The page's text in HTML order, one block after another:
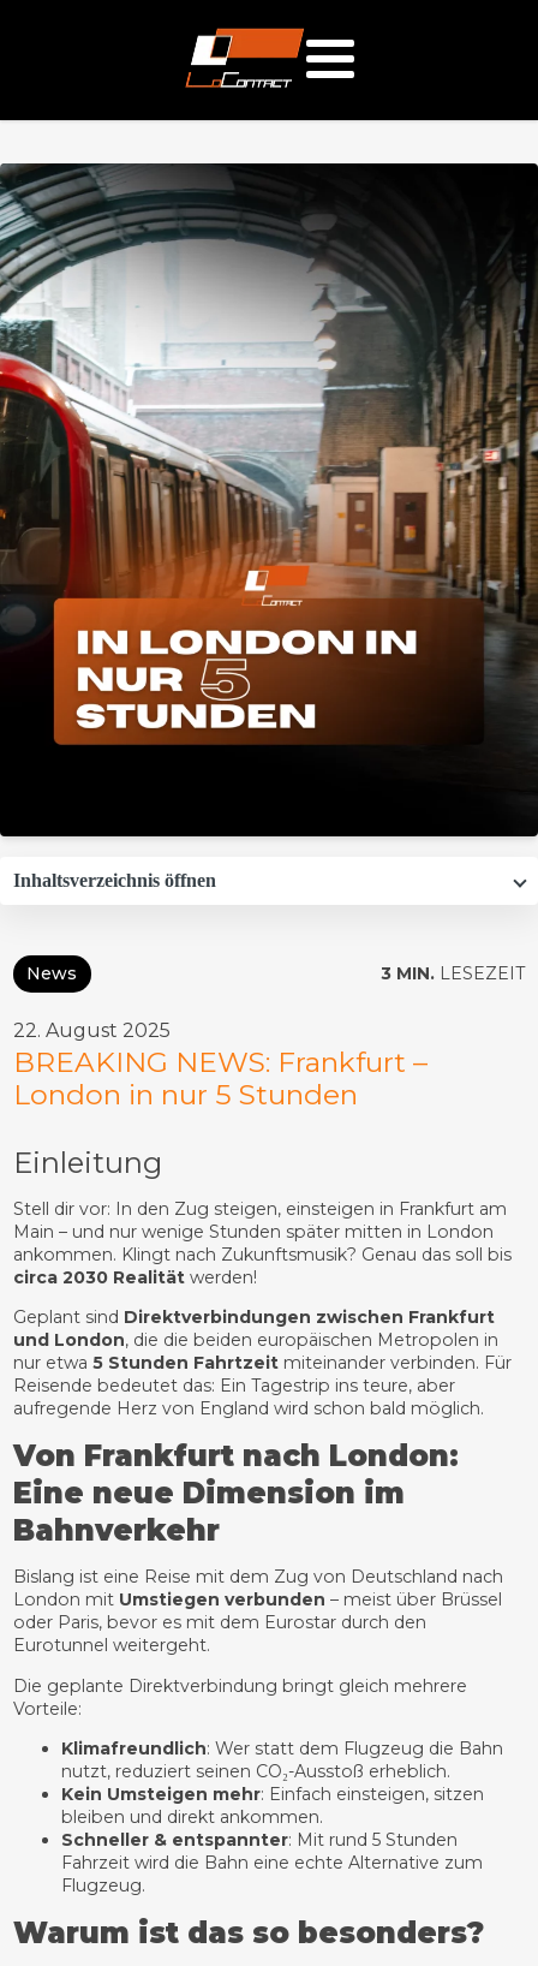
Inhaltsverzeichnis öffnen
News 3 MIN.LESEZEIT
22. August 2025
BREAKING NEWS: Frankfurt –
London in nur 5 Stunden
Einleitung
Stell dir vor: In den Zug steigen, einsteigen in Frankfurt am
Main – und nur wenige Stunden später mitten in London
ankommen. Klingt nach Zukunftsmusik? Genau das soll bis
circa 2030 Realität werden!
Geplant sind Direktverbindungen zwischen Frankfurt
und London, die die beiden europäischen Metropolen in
nur etwa5 Stunden Fahrtzeit miteinander verbinden. Für
Reisende bedeutet das: Ein Tagestrip ins teure, aber
aufregende Herz von England wird schon bald möglich.
Von Frankfurt nach London:
Eine neue Dimension im
Bahnverkehr
Bislang ist eine Reise mit dem Zug von Deutschland nach
London mit Umstiegen verbunden – meist über Brüssel
oder Paris, bevor es mit dem Eurostar durch den
Eurotunnel weitergeht.
Die geplante Direktverbindung bringt gleich mehrere
Vorteile:
Klimafreundlich: Wer statt dem Flugzeug die Bahn
nutzt, reduziert seinen CO₂-Ausstoß erheblich.
Kein Umsteigen mehr: Einfach einsteigen, sitzen
bleiben und direkt ankommen.
Schneller & entspannter: Mit rund 5 Stunden
Fahrzeit wird die Bahn eine echte Alternative zum
Flugzeug.
Warum ist das so besonders?